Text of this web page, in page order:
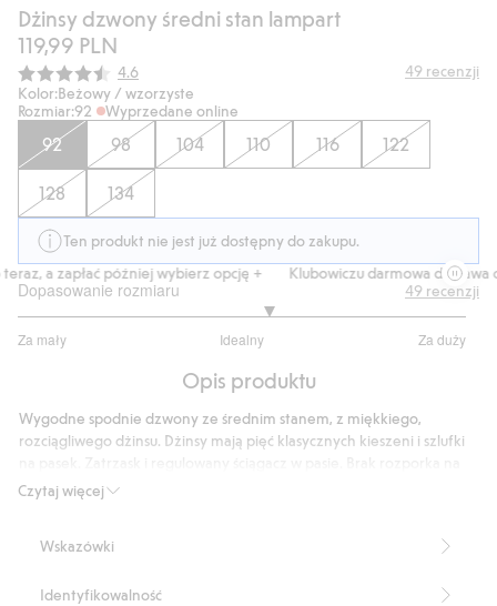
Dżinsy dzwony średni stan lampart
119,99 PLN
Średnia ocena:
4.6 49 recenzji
Kolor:Beżowy / wzorzyste
Rozmiar:92 Wyprzedane online
92 98 104 110 116 122
128 134
Ten produkt nie jest już dostępny do zakupu.
a zapłać później wybierz opcję +
Klubowiczu darmowa dostawa
Dopasowanie rozmiaru
Za mały Idealny Za duży
na
42
głosów
49 recenzji
Opis produktu
Czytaj więcej
Wygodne spodnie dzwony ze średnim stanem, z miękkiego,
rozciągliwego dżinsu. Dżinsy mają pięć klasycznych kieszeni i szlufki
zamek błyskawiczny. Wzór w cętki lamparta.
Dzwony
Numer artykułu:458513
Wskazówki
Identyfikowalność